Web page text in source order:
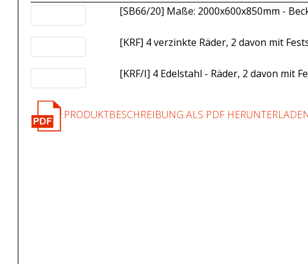
[SB66/20] Maße: 2000x600x850mm -
[KRF] 4 verzinkte Räder, 2 davon mit
[KRF/I] 4 Edelstahl - Räder, 2 davon mit
PRODUKTBESCHREIBUNG ALS PDF